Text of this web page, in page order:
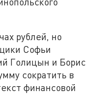
рублей, но
Софьи
Голицын и Борис
сократить в
финансовой